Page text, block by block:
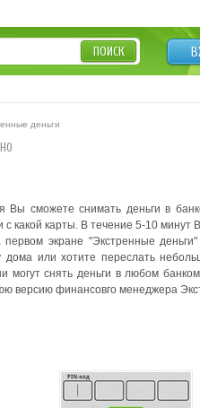
ПОИСК
деньги
Вы сможете снимать деньги в
какой карты. В течение 5-10 минут
экране "Экстренные
или хотите переслать
снять деньги в любом
версию финансовго менеджера